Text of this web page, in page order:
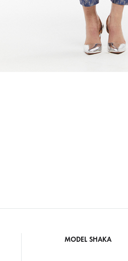
MODEL SHAKA